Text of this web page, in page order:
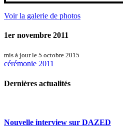
Voir la galerie de photos
1er novembre 2011
mis à jour le 5 octobre 2015
cérémonie 2011
Dernières actualités
Nouvelle interview sur DAZED